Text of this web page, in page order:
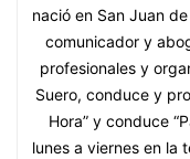
nació en San Juan
comunicador y
profesionales y
Suero, conduce y
Hora” y conduce
lunes a viernes en la